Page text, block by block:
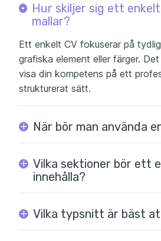
Hur skiljer sig ett
mallar?
Ett enkelt CV fokuserar på
grafiska element eller färger.
visa din kompetens på ett
strukturerat sätt.
När bör man använda
Vilka sektioner bör ett
innehålla?
Vilka typsnitt är bäst